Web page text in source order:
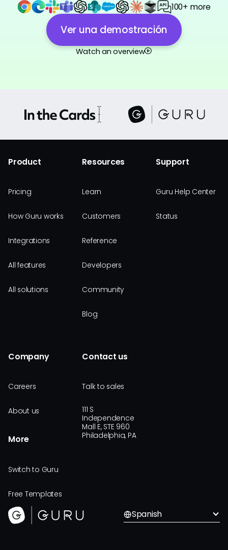
100+ more
Ver una demostración
Watch an overview
Product
Pricing
How Guru works
Integrations
All features
All solutions
Resources
Learn
Customers
Reference
Developers
Community
Blog
Support
Guru Help Center
Status
Company
Careers
About us
More
Switch to Guru
Free Templates
Contact us
Talk to sales
111 S
Independence
Mall E, STE 960
Philadelphia, PA
Spanish